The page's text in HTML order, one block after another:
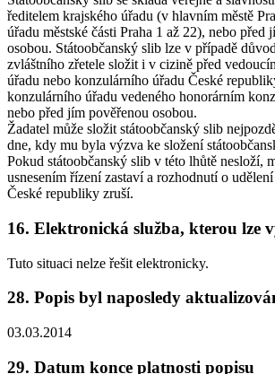
ředitelem krajského úřadu (v hlavním městě
úřadu městské části Praha 1 až 22), nebo před
osobou. Státoobčanský slib lze v případě
zvláštního zřetele složit i v cizině před
úřadu nebo konzulárního úřadu České
konzulárního úřadu vedeného honorárním
nebo před jím pověřenou osobou.
Žadatel může složit státoobčanský slib
dne, kdy mu byla výzva ke složení
Pokud státoobčanský slib v této lhůtě nesloží,
usnesením řízení zastaví a rozhodnutí o
České republiky zruší.
16. Elektronická služba, kterou lze
Tuto situaci nelze řešit elektronicky.
28. Popis byl naposledy
03.03.2014
29. Datum konce platnosti popisu